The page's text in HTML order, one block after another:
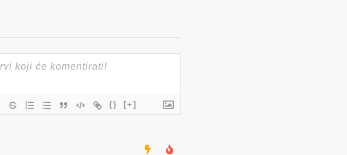
{} [+]